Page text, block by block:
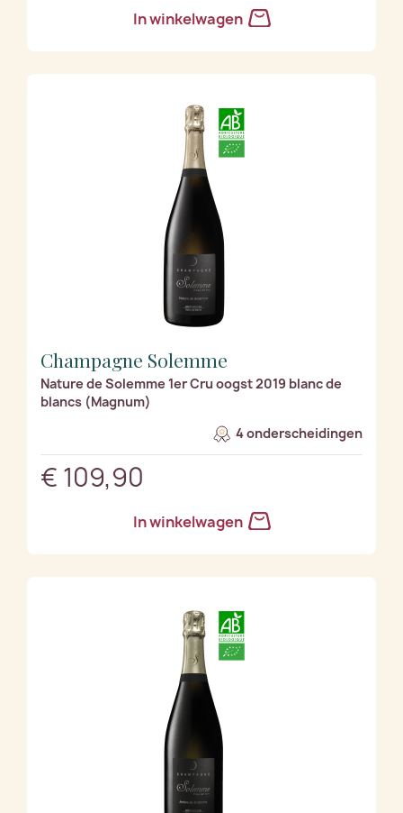
In winkelwagen
Champagne Solemme
Nature de Solemme 1er Cru oogst 2019 blanc de
blancs (Magnum)
4 onderscheidingen
€ 109,90
In winkelwagen